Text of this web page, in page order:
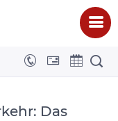
Das